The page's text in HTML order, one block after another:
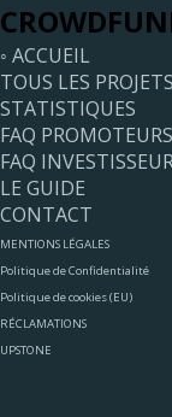
◦ ACCUEIL
TOUS LES PROJETS
STATISTIQUES
FAQ PROMOTEURS
FAQ
LE GUIDE
CONTACT
MENTIONS LÉGALES
Politique de Confidentialité
Politique de cookies (EU)
RÉCLAMATIONS
UPSTONE